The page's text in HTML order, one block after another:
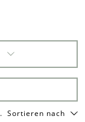
. Sortieren nach